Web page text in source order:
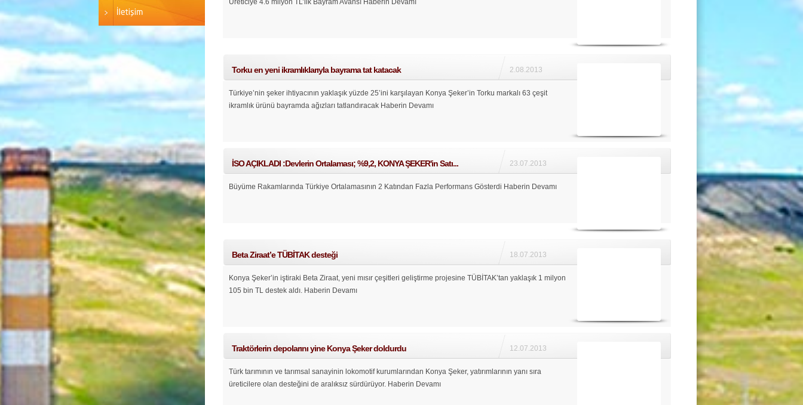
Üreticiye 4.6 milyon TL’lik Bayram Avansı Haberin Devamı
Torku en yeni ikramlıklarıyla bayrama tat katacak 2.08.2013
Türkiye’nin şeker ihtiyacının yaklaşık yüzde 25’ini karşılayan Konya Şeker’in Torku markalı 63 çeşit
ikramlık ürünü bayramda ağızları tatlandıracak Haberin Devamı
İSO AÇIKLADI :Devlerin Ortalaması; %9,2, KONYA ŞEKER'in Satı... 23.07.2013
Büyüme Rakamlarında Türkiye Ortalamasının 2 Katından Fazla Performans Gösterdi Haberin Devamı
Beta Ziraat’e TÜBİTAK desteği 18.07.2013
Konya Şeker’in iştiraki Beta Ziraat, yeni mısır çeşitleri geliştirme projesine TÜBİTAK’tan yaklaşık 1 milyon
105 bin TL destek aldı. Haberin Devamı
Traktörlerin depolarını yine Konya Şeker doldurdu 12.07.2013
Türk tarımının ve tarımsal sanayinin lokomotif kurumlarından Konya Şeker, yatırımlarının yanı sıra
üreticilere olan desteğini de aralıksız sürdürüyor. Haberin Devamı